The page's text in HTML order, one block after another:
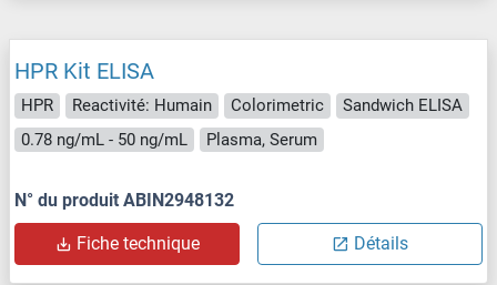
HPR Kit ELISA
HPR Reactivité: Humain Colorimetric
Sandwich ELISA
0.78 ng/mL - 50 ng/mL
Plasma, Serum
N° du produit ABIN2948132
Fiche technique Détails